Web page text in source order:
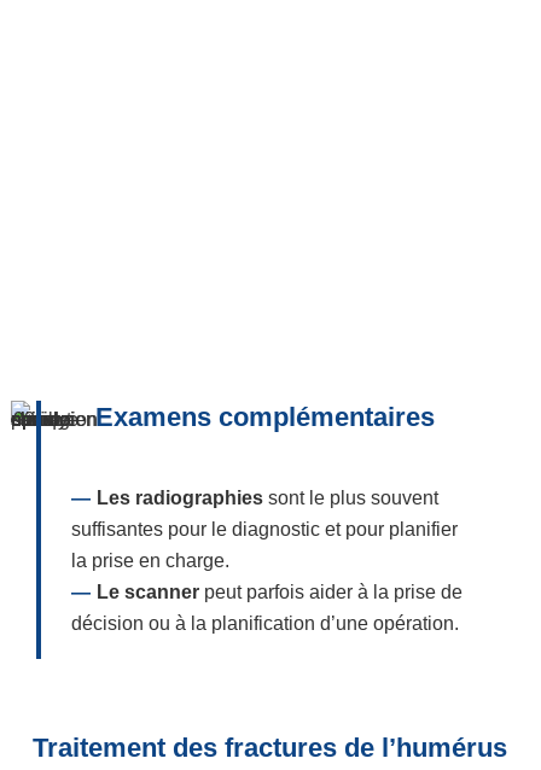
Examens complémentaires
Les radiographiessont le plus souvent
suffisantes pour le diagnostic et pour planifier
la prise en charge.
Le scanner peut parfois aider à la prise de
décision ou à la planification d’une opération.
Traitement des fractures de l’humérus